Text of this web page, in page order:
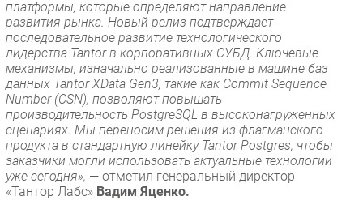
платформы, которые определяют направление
развития рынка. Новый релиз подтверждает
последовательное развитие технологического
лидерства Tantor в корпоративных СУБД. Ключевые
механизмы, изначально реализованные в машине баз
данных Tantor XData Gen3, такие как Commit Sequence
Number (CSN), позволяют повышать
производительность PostgreSQL в высоконагруженных
сценариях. Мы переносим решения из флагманского
продукта в стандартную линейку Tantor Postgres, чтобы
заказчики могли использовать актуальные технологии
уже сегодня», — отметил генеральный директор
«Тантор Лабс» Вадим Яценко.